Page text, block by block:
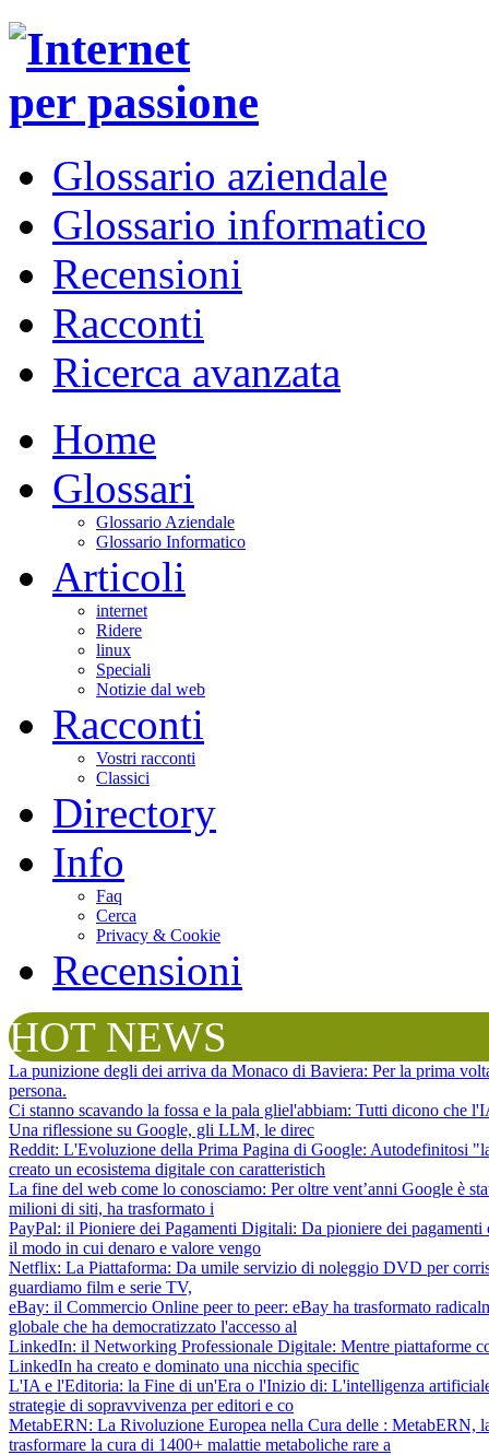
Glossario aziendale
Glossario informatico
Recensioni
Racconti
Ricerca avanzata
Home
Glossari
Glossario Aziendale
Glossario Informatico
Articoli
internet
Ridere
linux
Speciali
Notizie dal web
Racconti
Vostri racconti
Classici
Directory
Info
Faq
Cerca
Privacy & Cookie
Recensioni
HOT NEWS
La punizione degli dei arriva da Monaco di Baviera: Per la prima
persona.
Ci stanno scavando la fossa e la pala gliel'abbiam: Tutti dicono che
Una riflessione su Google, gli LLM, le direc
Reddit: L'Evoluzione della Prima Pagina di Google: Autodefinitosi
creato un ecosistema digitale con caratteristich
La fine del web come lo conosciamo: Per oltre vent’anni Google è
milioni di siti, ha trasformato i
PayPal: il Pioniere dei Pagamenti Digitali: Da pioniere dei
il modo in cui denaro e valore vengo
Netflix: La Piattaforma: Da umile servizio di noleggio DVD per
guardiamo film e serie TV,
eBay: il Commercio Online peer to peer: eBay ha trasformato
globale che ha democratizzato l'accesso al
LinkedIn: il Networking Professionale Digitale: Mentre piattaforme
LinkedIn ha creato e dominato una nicchia specific
L'IA e l'Editoria: la Fine di un'Era o l'Inizio di: L'intelligenza
strategie di sopravvivenza per editori e co
MetabERN: La Rivoluzione Europea nella Cura delle : MetabERN,
trasformare la cura di 1400+ malattie metaboliche rare a